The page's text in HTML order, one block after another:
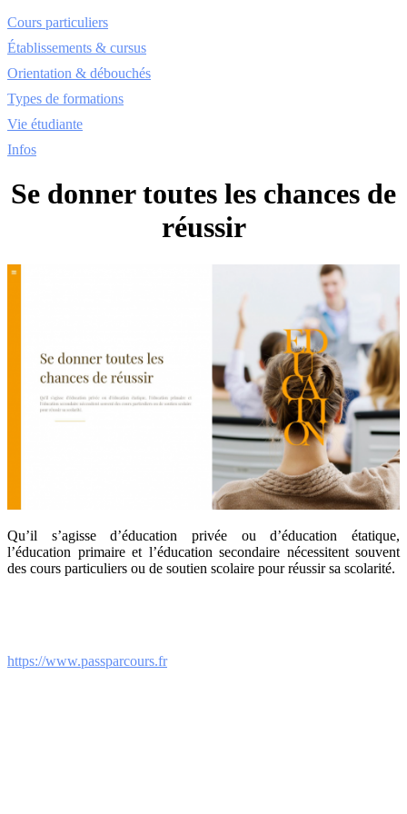
Cours particuliers
Établissements & cursus
Orientation & débouchés
Types de formations
Vie étudiante
Infos
Se donner toutes les chances de
réussir
Qu’il s’agisse d’éducation privée ou d’éducation étatique,
l’éducation primaire et l’éducation secondaire nécessitent souvent
des cours particuliers ou de soutien scolaire pour réussir sa scolarité.
https://www.passparcours.fr